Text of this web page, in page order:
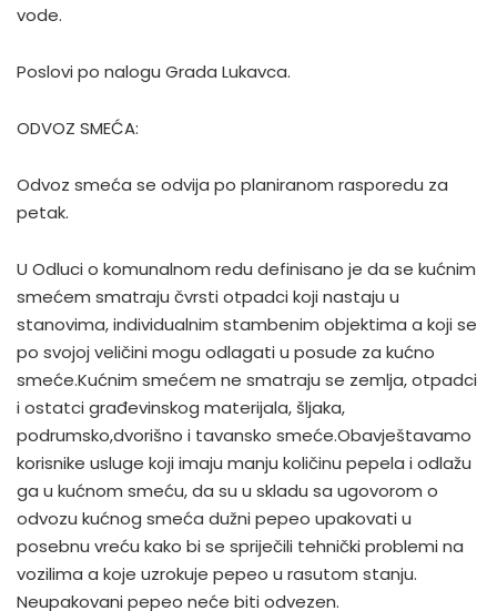
vode.
Poslovi po nalogu Grada Lukavca.
ODVOZ SMEĆA:
Odvoz smeća se odvija po planiranom rasporedu za
petak.
U Odluci o komunalnom redu definisano je da se kućnim
smećem smatraju čvrsti otpadci koji nastaju u
stanovima, individualnim stambenim objektima a koji se
po svojoj veličini mogu odlagati u posude za kućno
smeće.Kućnim smećem ne smatraju se zemlja, otpadci
i ostatci građevinskog materijala, šljaka,
podrumsko,dvorišno i tavansko smeće.Obavještavamo
korisnike usluge koji imaju manju količinu pepela i odlažu
ga u kućnom smeću, da su u skladu sa ugovorom o
odvozu kućnog smeća dužni pepeo upakovati u
posebnu vreću kako bi se spriječili tehnički problemi na
vozilima a koje uzrokuje pepeo u rasutom stanju.
Neupakovani pepeo neće biti odvezen.